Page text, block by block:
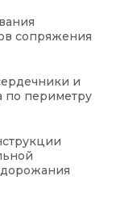
сопряжения
и
по периметру